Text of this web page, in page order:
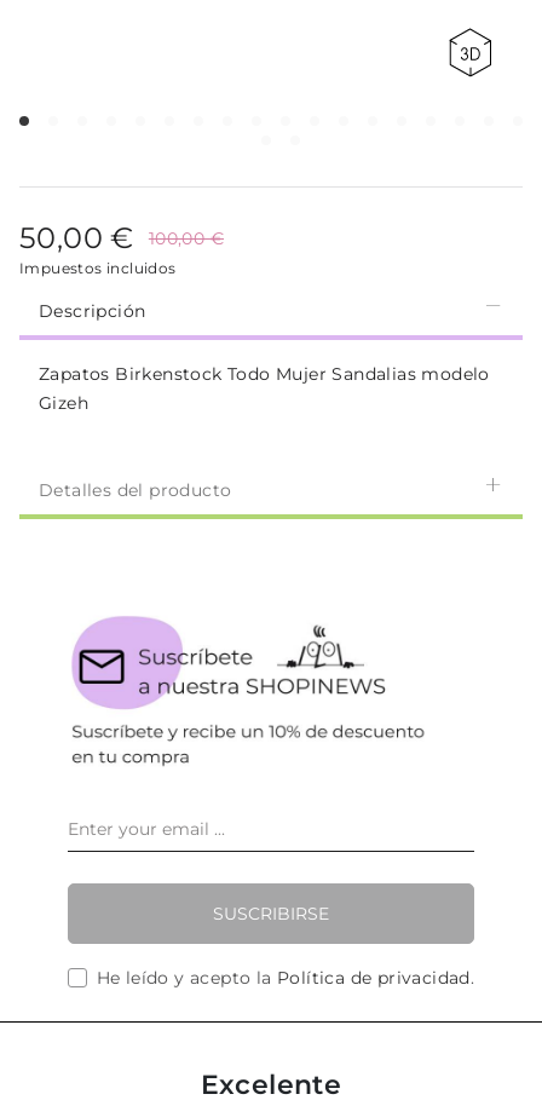
50,00 € 100,00 €
Impuestos incluidos
Descripción
Zapatos Birkenstock Todo Mujer Sandalias modelo
Gizeh
Detalles del producto
SUSCRIBIRSE
He leído y acepto la Política de privacidad.
Excelente